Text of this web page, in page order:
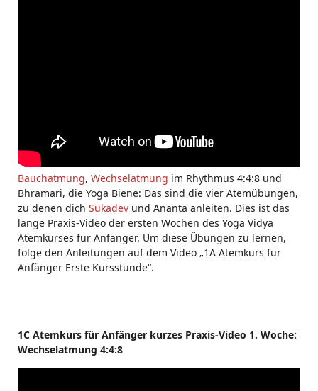
Bauchatmung, Wechselatmung im Rhythmus 4:4:8 und
Bhramari, die Yoga Biene: Das sind die vier Atemübungen,
zu denen dich Sukadev und Ananta anleiten. Dies ist das
lange Praxis-Video der ersten Wochen des Yoga Vidya
Atemkurses für Anfänger. Um diese Übungen zu lernen,
folge den Anleitungen auf dem Video „1A Atemkurs für
Anfänger Erste Kursstunde“.
1C Atemkurs für Anfänger kurzes Praxis-Video 1. Woche:
Wechselatmung 4:4:8